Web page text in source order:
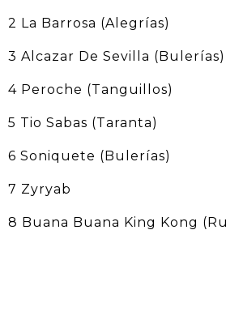
2 La Barrosa (Alegrías)
3 Alcazar De Sevilla (Bulerías)
4 Peroche (Tanguillos)
5 Tio Sabas (Taranta)
6 Soniquete (Bulerías)
7 Zyryab
8 Buana Buana King Kong